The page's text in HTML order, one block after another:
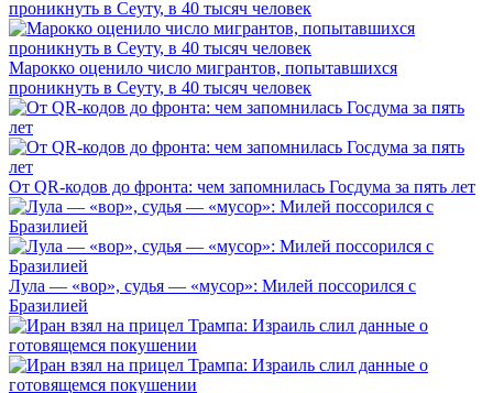
Марокко оценило число мигрантов, попытавшихся
проникнуть в Сеуту, в 40 тысяч человек
От QR-кодов до фронта: чем запомнилась Госдума за пять лет
Лула — «вор», судья — «мусор»: Милей поссорился с
Бразилией